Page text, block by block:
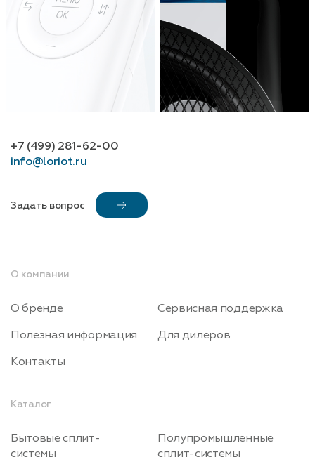
+7 (499) 281-62-00
info@loriot.ru
Задать вопрос
О компании
О бренде
Сервисная поддержка
Полезная информация
Для дилеров
Контакты
Каталог
Бытовые сплит-
системы
Полупромышленные
сплит-системы